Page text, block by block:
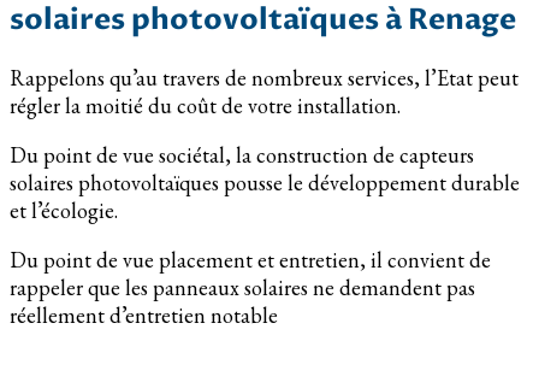
solaires photovoltaïques à Renage
Rappelons qu’au travers de nombreux services, l’Etat peut
régler la moitié du coût de votre installation.
Du point de vue sociétal, la construction de capteurs
solaires photovoltaïques pousse le développement durable
et l’écologie.
Du point de vue placement et entretien, il convient de
rappeler que les panneaux solaires ne demandent pas
réellement d’entretien notable